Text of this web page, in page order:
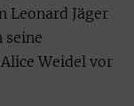
Leonard Jäger
seine
Weidel vor